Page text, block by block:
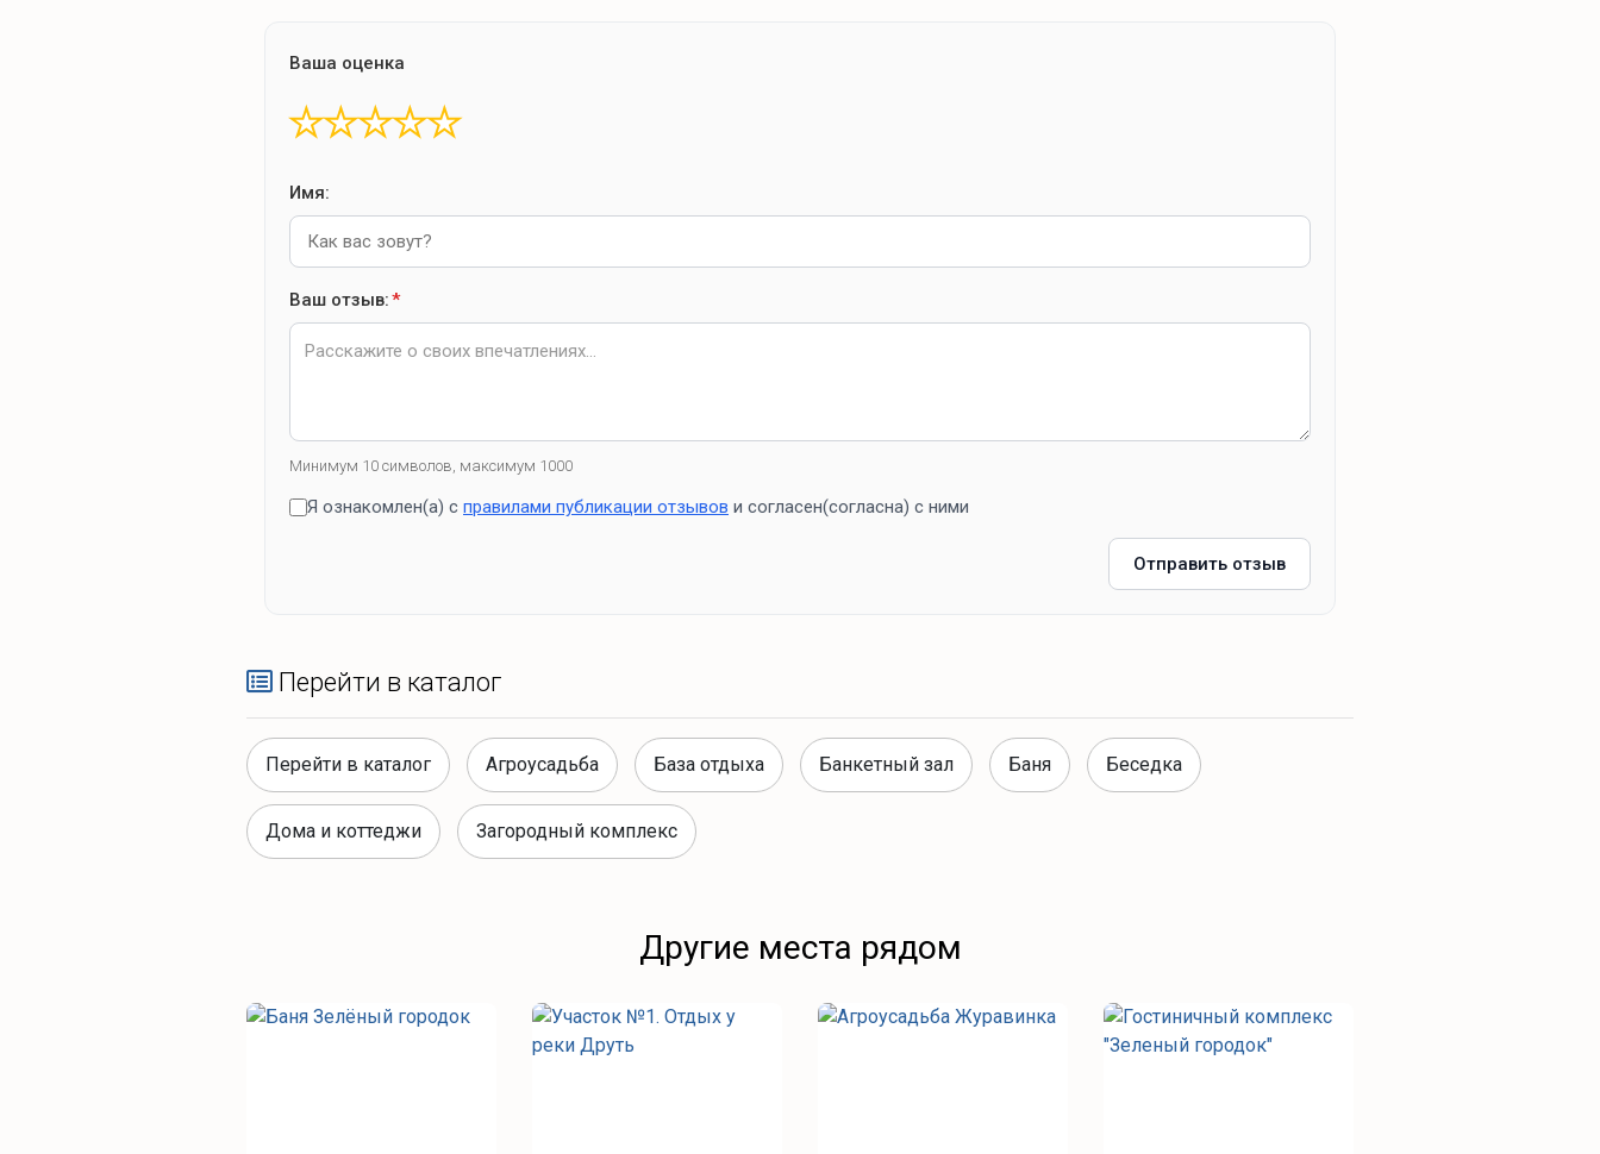
Ваша оценка
★
★
★
★
★
Имя:
Ваш отзыв:*
Минимум 10 символов, максимум 1000
Я ознакомлен(а) с правилами публикации отзывов и согласен(согласна) с ними
Отправить отзыв
Перейти в каталог
Перейти в каталог Агроусадьба База отдыха Банкетный зал Баня Беседка
Дома и коттеджи Загородный комплекс
Другие места рядом